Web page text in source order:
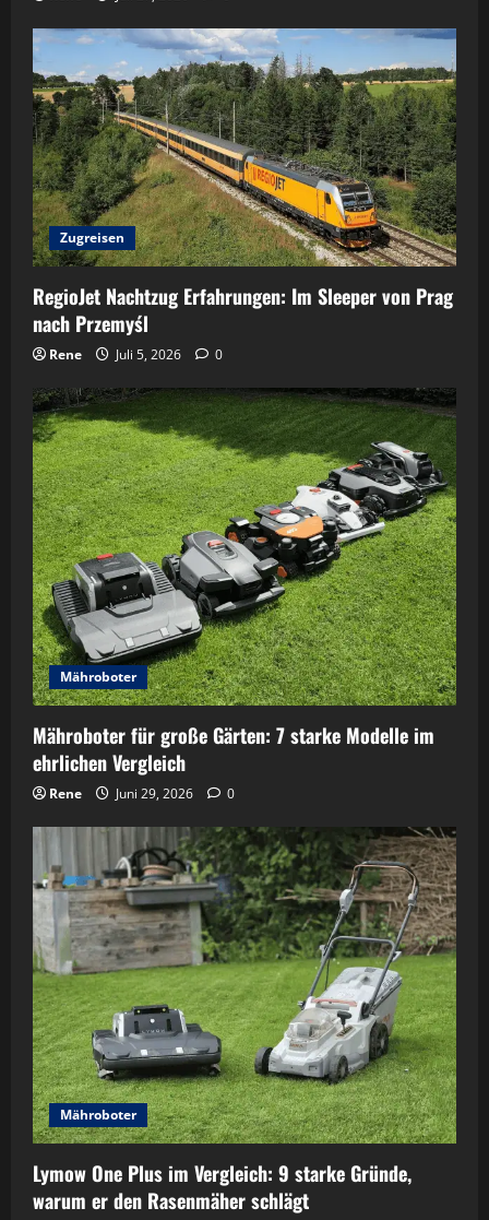
Zugreisen
RegioJet Nachtzug Erfahrungen: Im Sleeper von Prag
nach Przemyśl
Rene Juli 5, 2026 0
Mähroboter
Mähroboter für große Gärten: 7 starke Modelle im
ehrlichen Vergleich
Rene Juni 29, 2026 0
Mähroboter
Lymow One Plus im Vergleich: 9 starke Gründe,
warum er den Rasenmäher schlägt